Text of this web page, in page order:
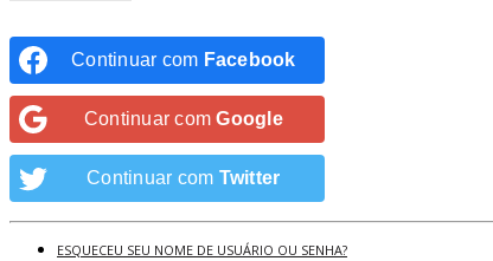
Continuar com Facebook
Continuar comGoogle
Continuar com Twitter
ESQUECEU SEU NOME DE USUÁRIO OU SENHA?